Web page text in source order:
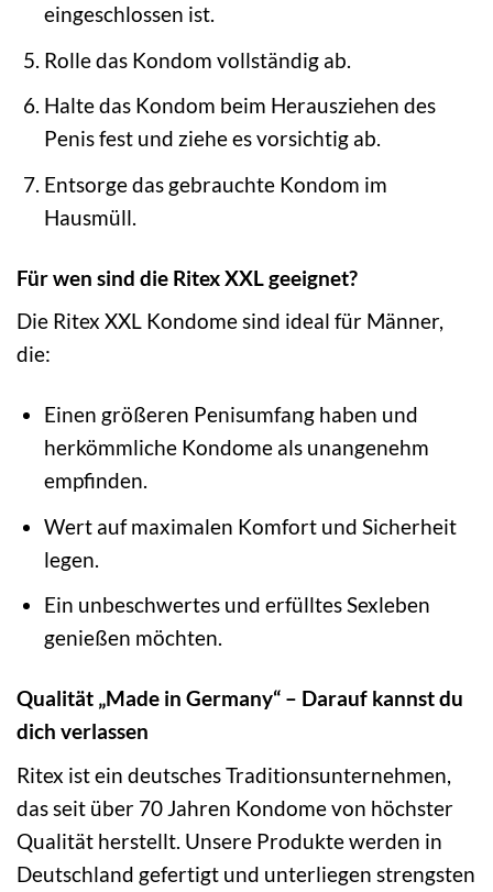
eingeschlossen ist.
Rolle das Kondom vollständig ab.
Halte das Kondom beim Herausziehen des
Penis fest und ziehe es vorsichtig ab.
Entsorge das gebrauchte Kondom im
Hausmüll.
Für wen sind die Ritex XXL geeignet?
Die Ritex XXL Kondome sind ideal für Männer,
die:
Einen größeren Penisumfang haben und
herkömmliche Kondome als unangenehm
empfinden.
Wert auf maximalen Komfort und Sicherheit
legen.
Ein unbeschwertes und erfülltes Sexleben
genießen möchten.
Qualität „Made in Germany“ – Darauf kannst du
dich verlassen
Ritex ist ein deutsches Traditionsunternehmen,
das seit über 70 Jahren Kondome von höchster
Qualität herstellt. Unsere Produkte werden in
Deutschland gefertigt und unterliegen strengsten